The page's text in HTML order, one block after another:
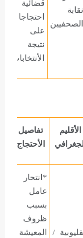
نقابة
الصحفيين
قضائية
احتجاجا
على
نتيجة
الأنتخابات
الأقليم
تفاصيل
الأحتجاج
*انتحار
عامل
بسبب
ظروف
المعيشة